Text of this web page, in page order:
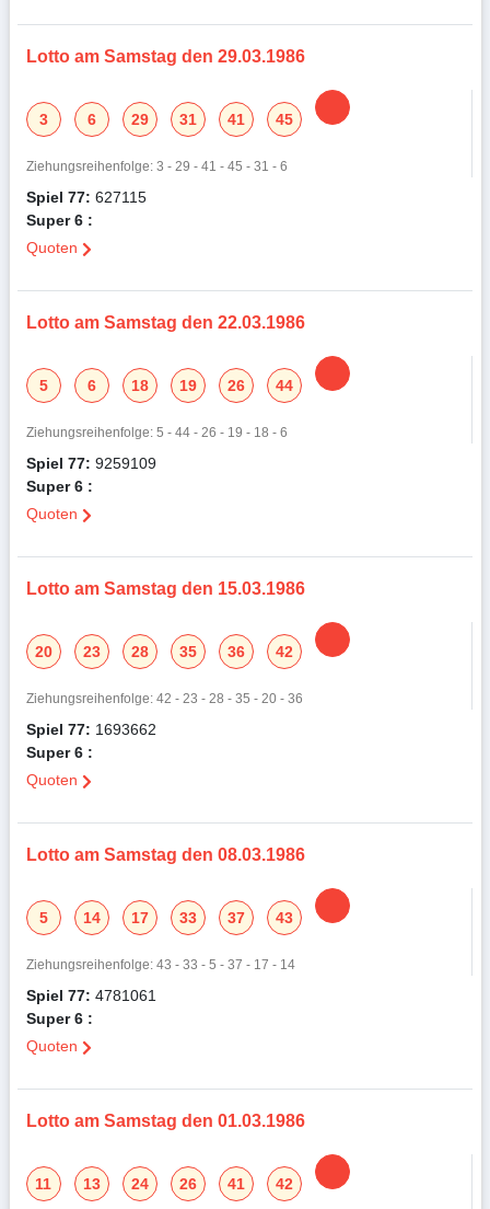
Lotto am Samstag den 29.03.1986
3 6 29 31 41 45
Ziehungsreihenfolge: 3 - 29 - 41 - 45 - 31 - 6
Spiel 77: 627115
Super 6 :
Quoten
Lotto am Samstag den 22.03.1986
5 6 18 19 26 44
Ziehungsreihenfolge: 5 - 44 - 26 - 19 - 18 - 6
Spiel 77: 9259109
Super 6 :
Quoten
Lotto am Samstag den 15.03.1986
20 23 28 35 36 42
Ziehungsreihenfolge: 42 - 23 - 28 - 35 - 20 - 36
Spiel 77: 1693662
Super 6 :
Quoten
Lotto am Samstag den 08.03.1986
5 14 17 33 37 43
Ziehungsreihenfolge: 43 - 33 - 5 - 37 - 17 - 14
Spiel 77: 4781061
Super 6 :
Quoten
Lotto am Samstag den 01.03.1986
11 13 24 26 41 42